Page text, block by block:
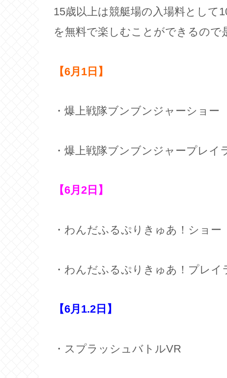
15歳以上は競艇場の入場料として
を無料で楽しむことができるので
【6月1日】
・爆上戦隊ブンブンジャーショー
・爆上戦隊ブンブンジャープレイ
【6月2日】
・わんだふるぷりきゅあ！ショー
・わんだふるぷりきゅあ！プレイ
【6月1.2日】
・スプラッシュバトルVR